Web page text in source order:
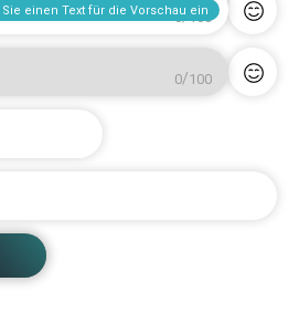
0/ 100
Sie einen Text für die Vorschau ein
0/100